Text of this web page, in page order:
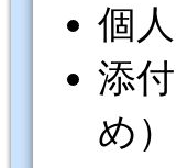
個
添
め）